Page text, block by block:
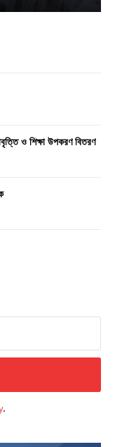
ও শিক্ষা উপকরণ বিতরণ
.